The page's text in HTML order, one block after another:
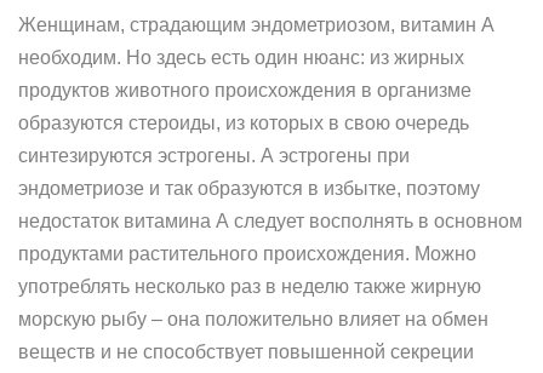
Женщинам, страдающим эндометриозом, витамин А
необходим. Но здесь есть один нюанс: из жирных
продуктов животного происхождения в организме
образуются стероиды, из которых в свою очередь
синтезируются эстрогены. А эстрогены при
эндометриозе и так образуются в избытке, поэтому
недостаток витамина А следует восполнять в основном
продуктами растительного происхождения. Можно
употреблять несколько раз в неделю также жирную
морскую рыбу – она положительно влияет на обмен
веществ и не способствует повышенной секреции